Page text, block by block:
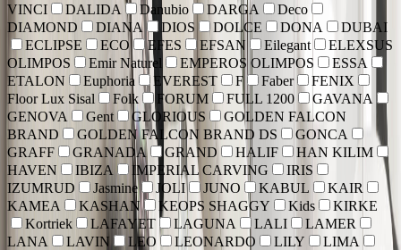
VINCI
DALIDA Danubio DARGA
Deco
DIAMOND
DIANA DIOS DOLCE DONA
DUBAI
ECLIPSE
ECO EFES EFSAN Eilegant
ELEXSUS
OLIMPOS
Emir Naturel EMPEROS OLIMPOS
ESSA
ETALON
Euphoria EVEREST F Faber
FENIX
Floor Lux Sisal
Folk FORUM FULL 1200
GAVANA
GENOVA
Gent GLORIOUS
GOLDEN FALCON
BRAND
GOLDEN FALCON BRAND DS
GONCA
GRAFF
GRANADA GRAND HALIF
HAN KILIM
HAVEN
IBIZA IMPERIAL CARVING
IRIS
IZUMRUD
Jasmine JOLI JUNO KABUL
KAIR
KAMEA
KASHAN KEOPS SHAGGY Kids
KIRKE
Kortriek
LAFAYET LAGUNA LALI
LAMER
LANA
LAVIN LEO LEONARDO LILY
LIMA